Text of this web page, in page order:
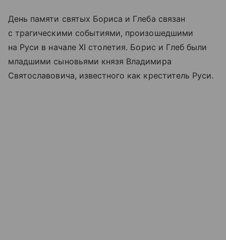
День памяти святых Бориса и Глеба связан
с трагическими событиями, произошедшими
на Руси в начале XI столетия. Борис и Глеб были
младшими сыновьями князя Владимира
Святославовича, известного как креститель Руси.